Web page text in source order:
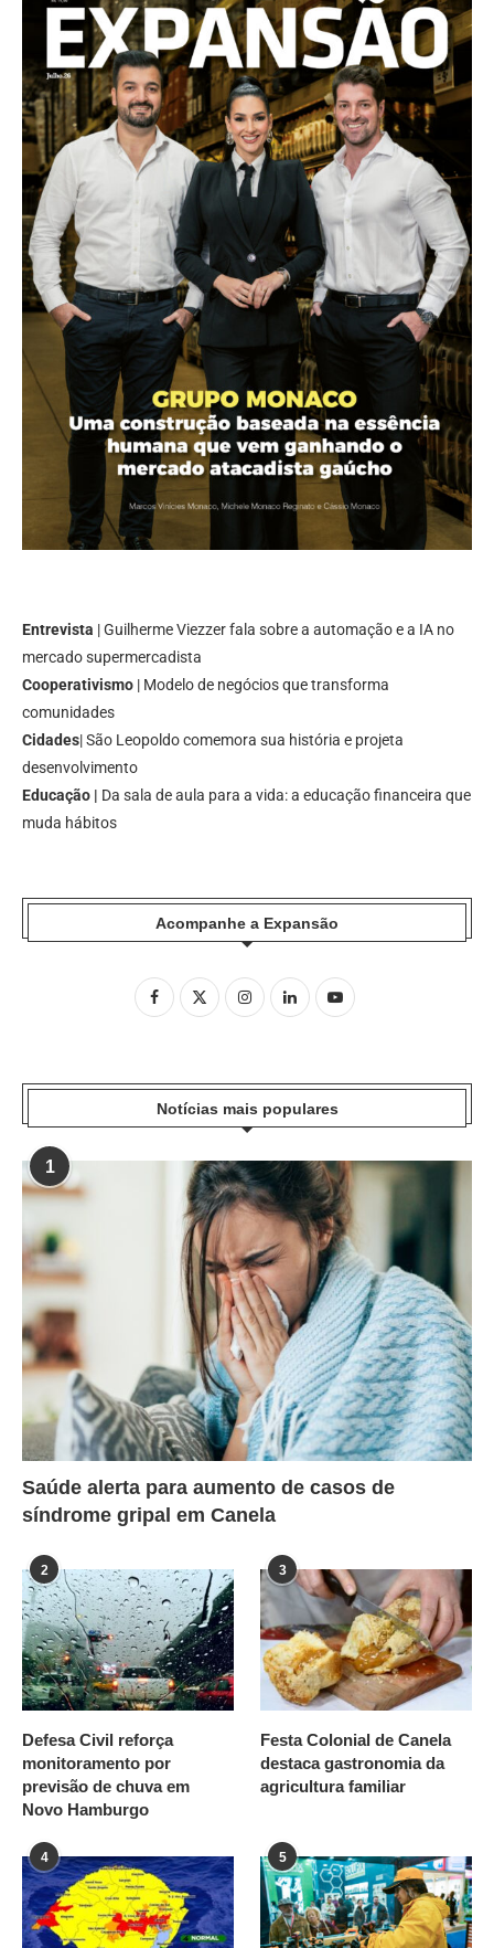
Entrevista | Guilherme Viezzer fala sobre a automação e a IA no
mercado supermercadista
Cooperativismo | Modelo de negócios que transforma
comunidades
Cidades| São Leopoldo comemora sua história e projeta
desenvolvimento
Educação | Da sala de aula para a vida: a educação financeira que
muda hábitos
Acompanhe a Expansão
Notícias mais populares
1
Saúde alerta para aumento de casos de
síndrome gripal em Canela
2
Defesa Civil reforça
monitoramento por
previsão de chuva em
Novo Hamburgo
3
Festa Colonial de Canela
destaca gastronomia da
agricultura familiar
4 5